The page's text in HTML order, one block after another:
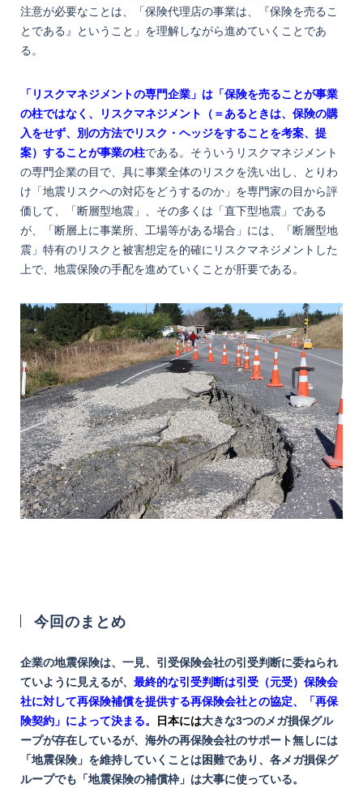
注意が必要なことは、「保険代理店の事業は、『保険を売るこ
とである』ということ」を理解しながら進めていくことであ
る。
「リスクマネジメントの専門企業」は「保険を売ることが事業
の柱ではなく、リスクマネジメント（＝あるときは、保険の購
入をせず、別の方法でリスク・ヘッジをすることを考案、提
案）することが事業の柱である。そういうリスクマネジメント
の専門企業の目で、具に事業全体のリスクを洗い出し、とりわ
け「地震リスクへの対応をどうするのか」を専門家の目から評
価して、「断層型地震」、その多くは「直下型地震」である
が、「断層上に事業所、工場等がある場合」には、「断層型地
震」特有のリスクと被害想定を的確にリスクマネジメントした
上で、地震保険の手配を進めていくことが肝要である。
今回のまとめ
企業の地震保険は、一見、引受保険会社の引受判断に委ねられ
ていように見えるが、 最終的な引受判断は引受（元受）保険会
社に対して再保険補償を提供する再保険会社との協定、「再保
険契約」によって決まる。
日本には大きな3つのメガ損保グル
ープが存在しているが、海外の再保険会社のサポート無しには
「地震保険」を維持していくことは困難であり、各メガ損保グ
ループでも「地震保険の補償枠」は大事に使っている。